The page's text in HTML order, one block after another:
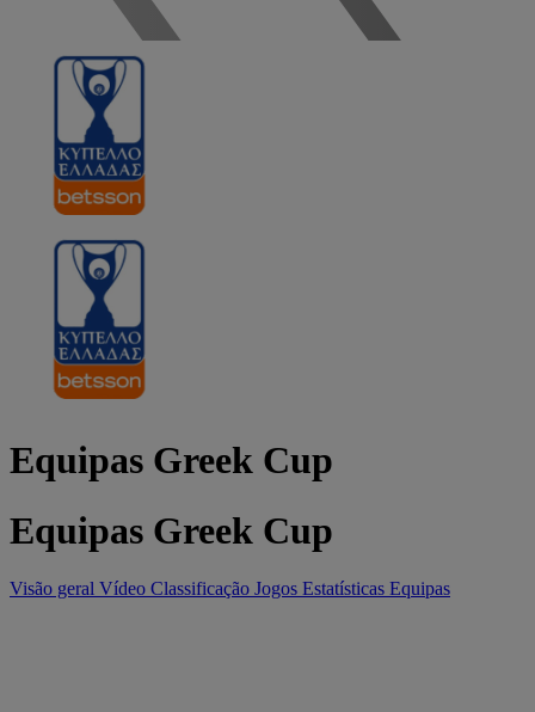
Equipas Greek Cup
Equipas Greek Cup
Visão geral Vídeo Classificação Jogos Estatísticas Equipas